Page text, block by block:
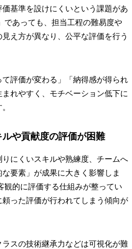
基準を設けにくいという課題があ
であっても、担当工程の難易度や
え方が異なり、公平な評価を行う
評価が変わる」「納得感が得られ
れやすく、モチベーション低下に
や貢献度の評価が困難
にくいスキルや熟練度、チームへ
要素」が成果に大きく影響しま
観的に評価する仕組みが整ってい
った評価が行われてしまう傾向が
スの技術継承力などは可視化が難